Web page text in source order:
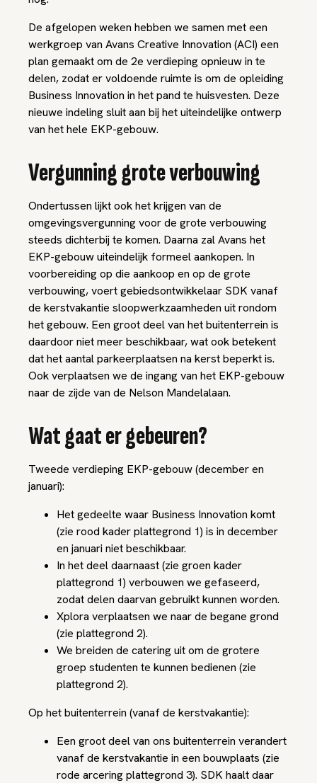
De afgelopen weken hebben we samen met een
werkgroep van Avans Creative Innovation (ACI) een
plan gemaakt om de 2e verdieping opnieuw in te
delen, zodat er voldoende ruimte is om de opleiding
Business Innovation in het pand te huisvesten. Deze
nieuwe indeling sluit aan bij het uiteindelijke ontwerp
van het hele EKP-gebouw.
Vergunning grote verbouwing
Ondertussen lijkt ook het krijgen van de
omgevingsvergunning voor de grote verbouwing
steeds dichterbij te komen. Daarna zal Avans het
EKP-gebouw uiteindelijk formeel aankopen. In
voorbereiding op die aankoop en op de grote
verbouwing, voert gebiedsontwikkelaar SDK vanaf
de kerstvakantie sloopwerkzaamheden uit rondom
het gebouw. Een groot deel van het buitenterrein is
daardoor niet meer beschikbaar, wat ook betekent
dat het aantal parkeerplaatsen na kerst beperkt is.
Ook verplaatsen we de ingang van het EKP-gebouw
naar de zijde van de Nelson Mandelalaan.
Wat gaat er gebeuren?
Tweede verdieping EKP-gebouw (december en
januari):
Het gedeelte waar Business Innovation komt
(zie rood kader plattegrond 1) is in december
en januari niet beschikbaar.
In het deel daarnaast (zie groen kader
plattegrond 1) verbouwen we gefaseerd,
zodat delen daarvan gebruikt kunnen worden.
Xplora verplaatsen we naar de begane grond
(zie plattegrond 2).
We breiden de catering uit om de grotere
groep studenten te kunnen bedienen (zie
plattegrond 2).
Op het buitenterrein (vanaf de kerstvakantie):
Een groot deel van ons buitenterrein verandert
vanaf de kerstvakantie in een bouwplaats (zie
rode arcering plattegrond 3). SDK haalt daar